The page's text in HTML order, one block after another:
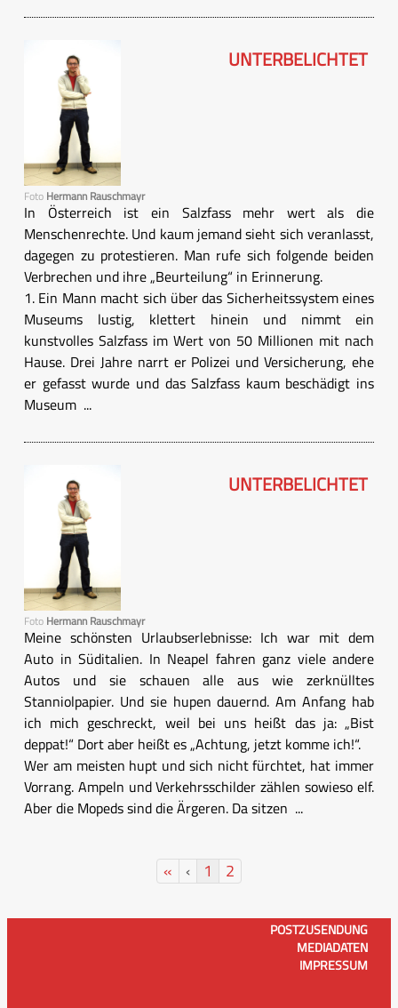
Foto Hermann Rauschmayr
UNTERBELICHTET
In Österreich ist ein Salzfass mehr wert als die
Menschenrechte. Und kaum jemand sieht sich veranlasst,
dagegen zu protestieren. Man rufe sich folgende beiden
Verbrechen und ihre „Beurteilung“ in Erinnerung.
1. Ein Mann macht sich über das Sicherheitssystem eines
Museums lustig, klettert hinein und nimmt ein
kunstvolles Salzfass im Wert von 50 Millionen mit nach
Hause. Drei Jahre narrt er Polizei und Versicherung, ehe
er gefasst wurde und das Salzfass kaum beschädigt ins
Museum ...
Foto Hermann Rauschmayr
UNTERBELICHTET
Meine schönsten Urlaubserlebnisse: Ich war mit dem
Auto in Süditalien. In Neapel fahren ganz viele andere
Autos und sie schauen alle aus wie zerknülltes
Stanniolpapier. Und sie hupen dauernd. Am Anfang hab
ich mich geschreckt, weil bei uns heißt das ja: „Bist
deppat!“ Dort aber heißt es „Achtung, jetzt komme ich!“.
Wer am meisten hupt und sich nicht fürchtet, hat immer
Vorrang. Ampeln und Verkehrsschilder zählen sowieso elf.
Aber die Mopeds sind die Ärgeren. Da sitzen ...
« ‹ 1 2
POSTZUSENDUNG
MEDIADATEN
IMPRESSUM